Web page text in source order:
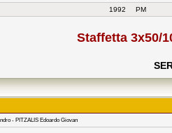
1992 PM
Staffetta 3x50/
- PITZALIS Edoardo Giovan